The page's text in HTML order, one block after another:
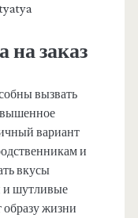
tyatya
на заказ
вызвать
вариант
и
вкусы
и шутливые
образу жизни